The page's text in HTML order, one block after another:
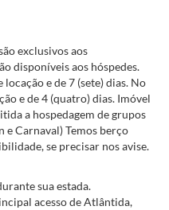
exclusivos aos
disponíveis aos hóspedes.
e de 7 (sete) dias. No
e de 4 (quatro) dias. Imóvel
a hospedagem de grupos
e Carnaval) Temos berço
se precisar nos avise.
sua estada.
acesso de Atlântida,